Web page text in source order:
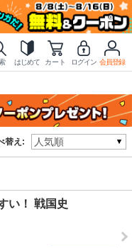
はじめて カート ログイン 会員登録
替え:
い！ 戦国史